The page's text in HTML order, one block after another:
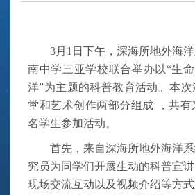
3月1日下午，深海所地外海
南中学三亚学校联合举办以“生命
洋”为主题的科普教育活动。本
堂和艺术创作两部分组成
，共有
名学生参加活动。
首先，来自深海所地外海洋
究员为同学们开展生动的科普宣
现场交流互动 以及视频介绍等方式